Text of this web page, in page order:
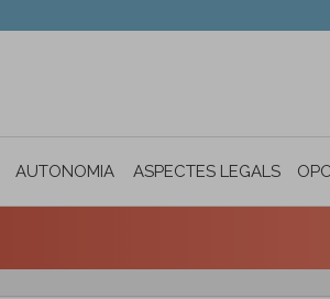
AUTONOMIA PERSONAL I INCLUSIÓ
ASPECTES LEGALS